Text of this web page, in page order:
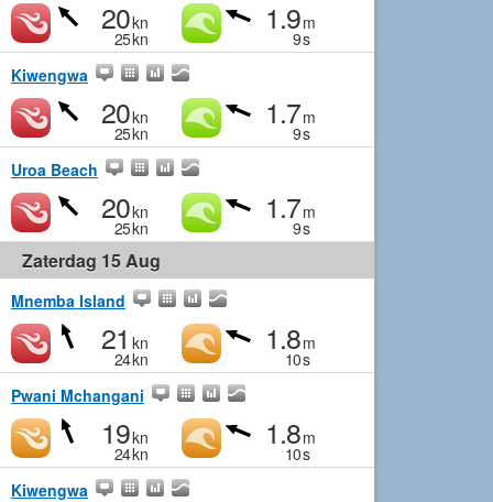
20kn
25kn
1.9m
9s
Kiwengwa
20kn
25kn
1.7m
9s
Uroa Beach
20kn
25kn
1.7m
9s
Zaterdag 15 Aug
Mnemba Island
21 kn
24kn
1.8m
10s
Pwani Mchangani
19kn
24kn
1.8m
10s
Kiwengwa